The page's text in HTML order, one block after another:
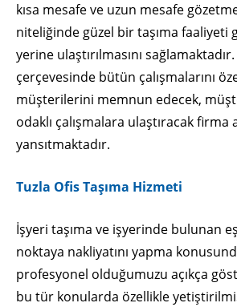
kısa mesafe ve uzun mesafe
niteliğinde güzel bir taşıma faaliyeti
yerine ulaştırılmasını
çerçevesinde bütün çalışmalarını
müşterilerini memnun edecek,
odaklı çalışmalara ulaştıracak firma
yansıtmaktadır.
Tuzla Ofis Taşıma Hizmeti
İşyeri taşıma ve işyerinde bulunan
noktaya nakliyatını yapma
profesyonel olduğumuzu açıkça
bu tür konularda özellikle